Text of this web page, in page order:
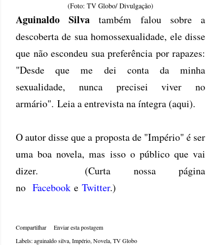
(Foto: TV Globo/ Divulgação)
Aguinaldo Silva também falou sobre a
descoberta de sua homossexualidade, ele disse
que não escondeu sua preferência por rapazes:
"Desde que me dei conta da minha
sexualidade, nunca precisei viver no
armário". Leia a entrevista na íntegra (aqui).
O autor disse que a proposta de "Império" é ser
uma boa novela, mas isso o público que vai
dizer. (Curta nossa página
no Facebook e Twitter.)
Compartilhar
Enviar esta postagem
Labels:aguinaldo silva Império Novela TV Globo